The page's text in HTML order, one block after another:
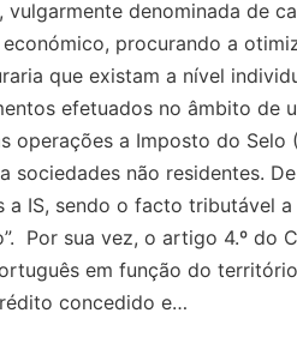
denominada de
procurando a
que existam a nível
efetuados no âmbito de
operações a Imposto do
sociedades não residentes.
a IS, sendo o facto tributável
Por sua vez, o artigo 4.º
em função do
concedido e…